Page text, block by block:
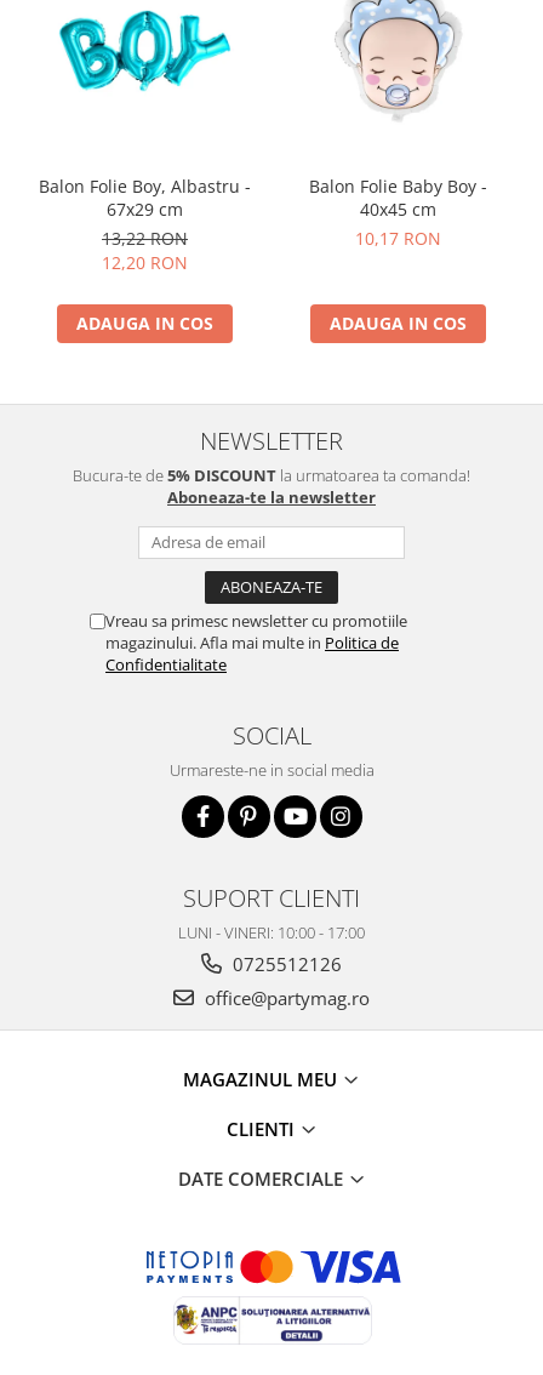
Balon Folie Boy, Albastru -
67x29 cm
13,22 RON
12,20 RON
ADAUGA IN COS
Balon Folie Baby Boy -
40x45 cm
10,17 RON
ADAUGA IN COS
NEWSLETTER
Bucura-te de5% DISCOUNT la urmatoarea ta comanda!
Aboneaza-te la newsletter
Vreau sa primesc newsletter cu promotiile
magazinului. Afla mai multe in Politica de
Confidentialitate
SOCIAL
Urmareste-ne in social media
SUPORT CLIENTI
LUNI - VINERI: 10:00 - 17:00
0725512126
office@partymag.ro
MAGAZINUL MEU
CLIENTI
DATE COMERCIALE